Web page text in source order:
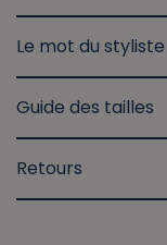
Le mot du styliste
Guide des tailles
Retours